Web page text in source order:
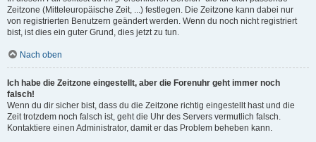
Zeitzone (Mitteleuropäische Zeit, ...) festlegen. Die Zeitzone kann dabei nur
von registrierten Benutzern geändert werden. Wenn du noch nicht registriert
bist, ist dies ein guter Grund, dies jetzt zu tun.
Nach oben
Ich habe die Zeitzone eingestellt, aber die Forenuhr geht immer noch
falsch!
Wenn du dir sicher bist, dass du die Zeitzone richtig eingestellt hast und die
Zeit trotzdem noch falsch ist, geht die Uhr des Servers vermutlich falsch.
Kontaktiere einen Administrator, damit er das Problem beheben kann.